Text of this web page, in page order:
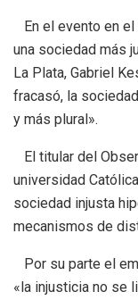
En el evento en
una sociedad más
La Plata, Gabriel
fracasó, la
y más plural».
El titular del
universidad
sociedad injusta
mecanismos de
Por su parte el
«la injusticia no se